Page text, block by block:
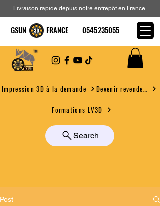
Impression 3D à la demande
Formations LV3D
Search
Livraison rapide depuis notre entrepôt en France.
GSUN FRANCE 0545235055
Post